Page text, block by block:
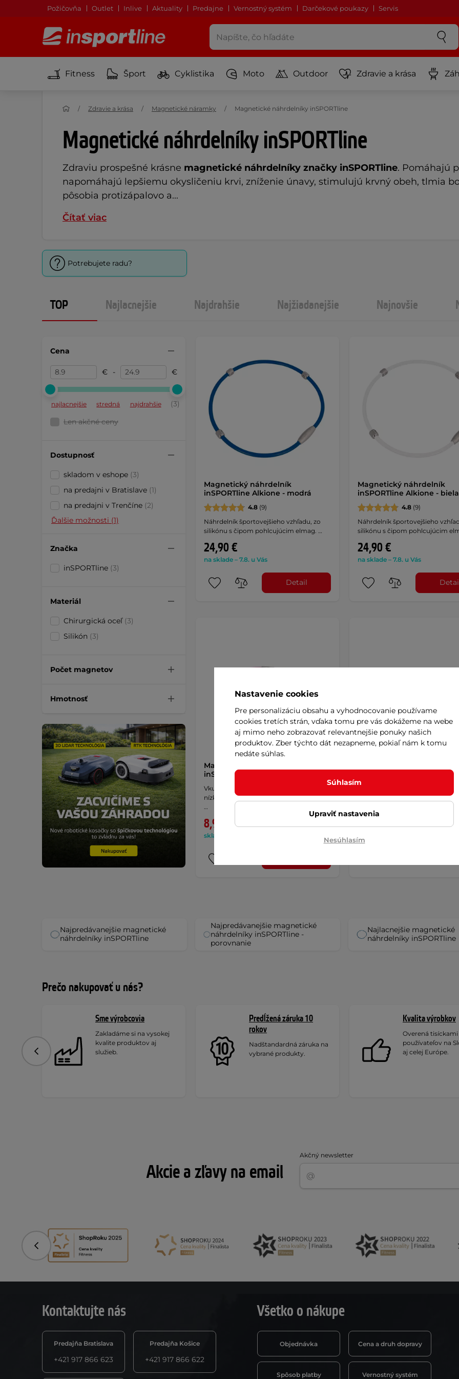
Požičovňa Outlet Inlive Aktuality Predajne Vernostný systém Darčekové poukazy Servis
Fitness Šport Cyklistika Moto Outdoor Zdravie a krása
Magnetické náhrdelníky inSPORTline
Zdraviu prospešné krásne magnetické náhrdelníky značky inSPORTline. Pomáhajú
napomáhajú lepšiemu okysličeniu krvi, zníženie únavy, stimulujú krvný obeh, tlmia
pôsobia protizápalovo a...
Čítať viac
Zdravie a krása Magnetické náramky Magnetické náhrdelníky inSPORTline
Potrebujete radu?
TOP Najlacnejšie Najdrahšie Najžiadanejšie Najnovšie
Cena
€ - €
najlacnejšie stredná najdrahšie
(3)
Len akčné ceny
Dostupnosť
skladom v eshope (3)
na predajni v Bratislave (1)
na predajni v Trenčíne (2)
Ďalšie možnosti (1)
Značka
inSPORTline (3)
Materiál
Chirurgická oceľ (3)
Silikón (3)
Počet magnetov
Hmotnosť
Magnetický náhrdelník
inSPORTline Alkione - modrá
4.8 (9)
Náhrdelník športovejšieho vzhľadu, zo
silikónu s čipom pohlcujúcim elmag. …
24,90 €
na sklade – 7.8. u Vás
Detail
Magnetický náhrdelník
inSPORTline Alkione - biela
4.8(9)
Náhrdelník športovejšieho
silikónu s čipom pohlcujúcim
24,90 €
na sklade – 7.8. u Vás
Magnetický náhrdelník
inSPORTline Mely - ružová
Vkusný magnetický náhrdelník, veľmi
nízka hmotnosť, vhodný pre každodenné
8,90 €
skladom na predajni
CENA
Poradíme vám
Najpredávanejšie magnetické
náhrdelníky inSPORTline
Najpredávanejšie magnetické
náhrdelníky inSPORTline -
porovnanie
Najlacnejšie magnetické
náhrdelníky inSPORTline
Prečo nakupovať u nás?
Sme výrobcovia
Zakladáme si na vysokej
kvalite produktov aj
služieb.
Predĺžená záruka 10
rokov
Nadštandardná záruka na
vybrané produkty.
Kvalita výrobkov
Overená tisíckami
používateľov na
aj celej Európe.
Predchádzajúce
Akcie a zľavy na email
Akčný newsletter
Predchádzajúce
Kontaktujte nás
Predajňa Bratislava
+421 917 866 623
Predajňa Košice
+421 917 866 622
Všetko o nákupe
Objednávka Cena a druh dopravy
Spôsob platby Vernostný systém
Nastavenie cookies
Pre personalizáciu obsahu a vyhodnocovanie používame
cookies tretích strán, vďaka tomu pre vás dokážeme na webe
aj mimo neho zobrazovať relevantnejšie ponuky našich
produktov. Zber týchto dát nezapneme, pokiaľ nám k tomu
nedáte súhlas.
Súhlasím
Upraviť nastavenia
Nesúhlasím